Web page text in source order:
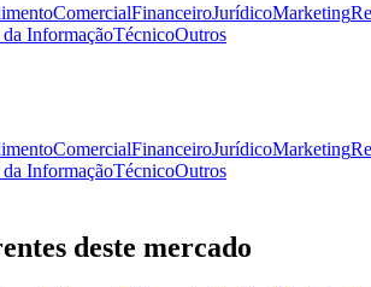
ComercialFinanceiroJurídicoMarketing
InformaçãoTécnicoOutros
ComercialFinanceiroJurídicoMarketing
InformaçãoTécnicoOutros
deste mercado